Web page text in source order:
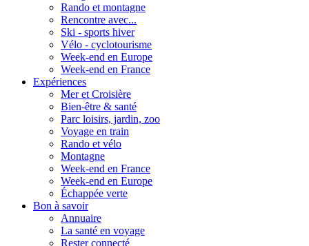
Rando et montagne
Rencontre avec...
Ski - sports hiver
Vélo - cyclotourisme
Week-end en Europe
Week-end en France
Expériences
Mer et Croisière
Bien-être & santé
Parc loisirs, jardin, zoo
Voyage en train
Rando et vélo
Montagne
Week-end en France
Week-end en Europe
Échappée verte
Bon à savoir
Annuaire
La santé en voyage
Rester connecté